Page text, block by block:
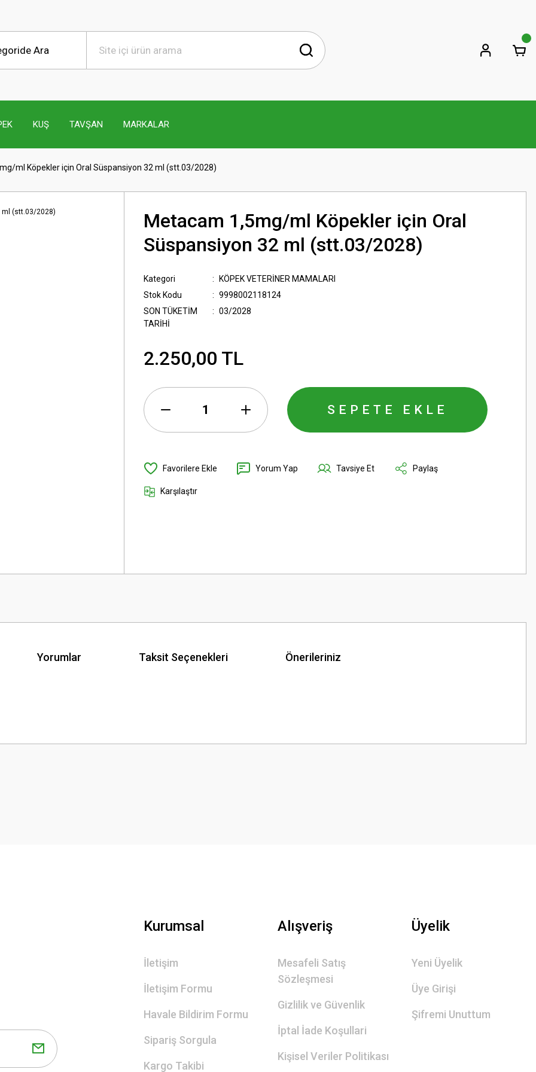
KUŞ TAVŞAN MARKALAR
ml Köpekler için Oral Süspansiyon 32 ml (stt.03/2028)
Metacam 1,5mg/ml Köpekler için Oral
Süspansiyon 32 ml (stt.03/2028)
Kategori
KÖPEK VETERİNER MAMALARI
Stok Kodu
9998002118124
SON TÜKETİM
TARİHİ
03/2028
2.250,00 TL
SEPETE EKLE
Yorum Yap Tavsiye Et Paylaş
Karşılaştır
Yorumlar Taksit Seçenekleri Önerileriniz
Kurumsal
İletişim
İletişim Formu
Havale Bildirim Formu
Sipariş Sorgula
Kargo Takibi
Alışveriş
Mesafeli Satış
Sözleşmesi
Gizlilik ve Güvenlik
İptal İade Koşullari
Kişisel Veriler Politikası
Üyelik
Yeni Üyelik
Üye Girişi
Şifremi Unuttum